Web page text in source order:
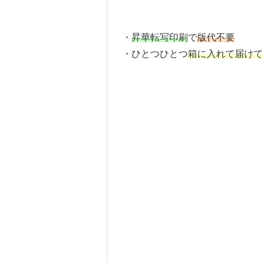
・ 昇華転写印刷で版代不要
・ひとつひとつ箱に入れて届けて